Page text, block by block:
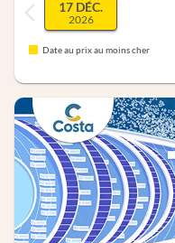
17 DÉC.
2026
Date au prix au moins cher